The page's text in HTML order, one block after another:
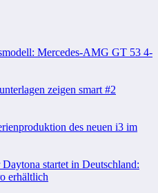
Mercedes-AMG GT 53 4-
zeigen smart #2
des neuen i3 im
startet in Deutschland:
erhältlich